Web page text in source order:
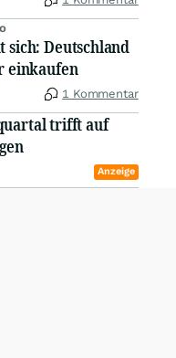
sich: Deutschland
einkaufen
1 Kommentar
trifft auf
Anzeige